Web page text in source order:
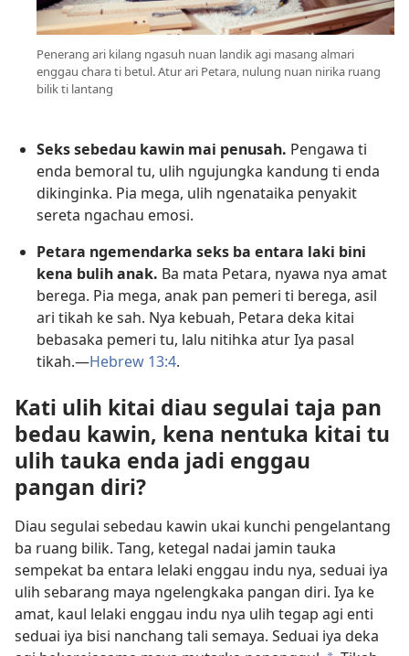
Penerang ari kilang ngasuh nuan landik agi masang almari
enggau chara ti betul. Atur ari Petara, nulung nuan nirika ruang
bilik ti lantang
Seks sebedau kawin mai penusah. Pengawa ti
enda bemoral tu, ulih ngujungka kandung ti enda
dikinginka. Pia mega, ulih ngenataika penyakit
sereta ngachau emosi.
Petara ngemendarka seks ba entara laki bini
kena bulih anak. Ba mata Petara, nyawa nya amat
berega. Pia mega, anak pan pemeri ti berega, asil
ari tikah ke sah. Nya kebuah, Petara deka kitai
bebasaka pemeri tu, lalu nitihka atur Iya pasal
tikah.—Hebrew 13:4.
Kati ulih kitai diau segulai taja pan
bedau kawin, kena nentuka kitai tu
ulih tauka enda jadi enggau
pangan diri?
Diau segulai sebedau kawin ukai kunchi pengelantang
ba ruang bilik. Tang, ketegal nadai jamin tauka
sempekat ba entara lelaki enggau indu nya, seduai iya
ulih sebarang maya ngelengkaka pangan diri. Iya ke
amat, kaul lelaki enggau indu nya ulih tegap agi enti
seduai iya bisi nanchang tali semaya. Seduai iya deka